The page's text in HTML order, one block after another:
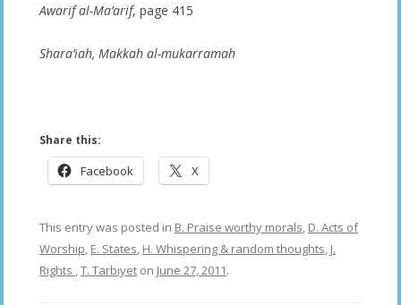
Awarif al-Ma’arif, page 415
Shara’iah, Makkah al-mukarramah
Share this:
Facebook X
This entry was posted in B. Praise worthy morals D. Acts of
Worship E. States H. Whispering & random thoughts J.
Rights T. Tarbiyet on June 27, 2011.